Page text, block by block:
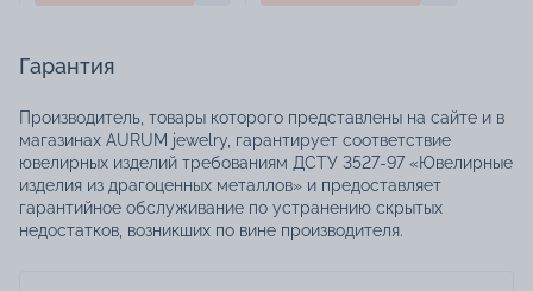
Гарантия
Производитель, товары которого представлены на сайте и в
магазинах AURUM jewelry, гарантирует соответствие
ювелирных изделий требованиям ДСТУ 3527-97 «Ювелирные
изделия из драгоценных металлов» и предоставляет
гарантийное обслуживание по устранению скрытых
недостатков, возникших по вине производителя.